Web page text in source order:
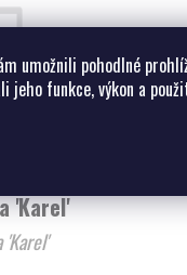
umožnili pohodlné
jeho funkce, výkon a
'Karel'
Smrk omorika 'Karel'